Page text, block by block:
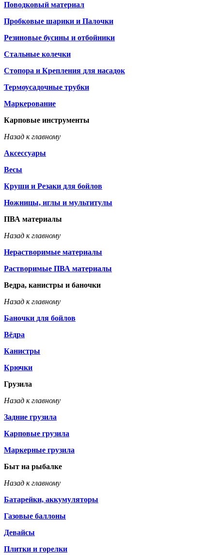
Поводковый материал
Пробковые шарики и Палочки
Резиновые бусины и отбойники
Стальные колечки
Стопора и Крепления для насадок
Термоусадочные трубки
Маркерование
Карповые инструменты
Назад к главному
Аксессуары
Весы
Круши и Резаки для бойлов
Ножницы, иглы и мультитулы
ПВА материалы
Назад к главному
Нерастворимые материалы
Растворимые ПВА материалы
Ведра, канистры и баночки
Назад к главному
Баночки для бойлов
Вёдра
Канистры
Крючки
Грузила
Назад к главному
Задние грузила
Карповые грузила
Маркерные грузила
Быт на рыбалке
Назад к главному
Батарейки, аккумуляторы
Газовые баллоны
Девайсы
Плитки и горелки